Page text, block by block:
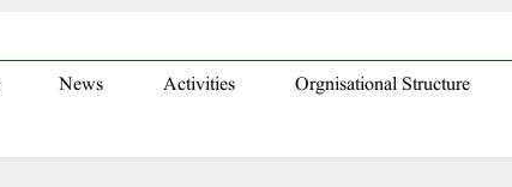
News Activities Orgnisational Structure